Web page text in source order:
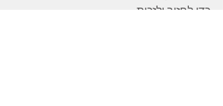
כדי לחזור ולזכות